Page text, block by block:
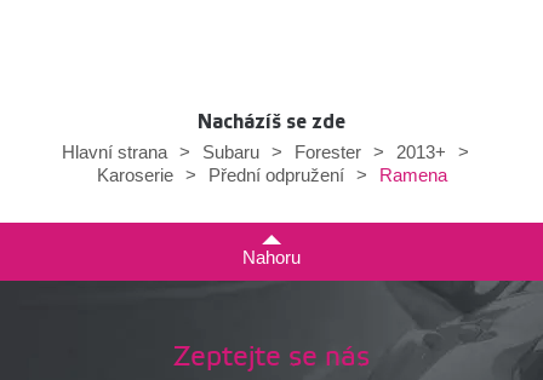
Nacházíš se zde
Hlavní strana > Subaru > Forester > 2013+
>
Karoserie
> Přední odpružení > Ramena
Nahoru
Zeptejte se nás